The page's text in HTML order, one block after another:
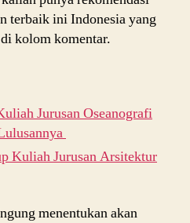
terbaik ini Indonesia yang
kolom komentar.
Jurusan Oseanografi
Kuliah Jurusan Arsitektur
menentukan akan